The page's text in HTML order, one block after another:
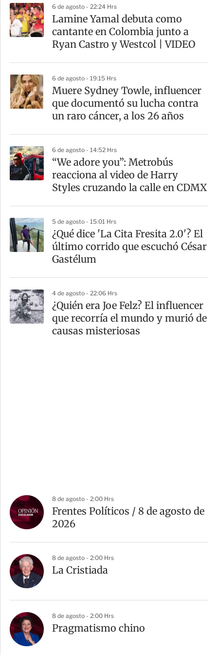
a
r
t
6 de agosto - 22:24 Hrs
Lamine Yamal debuta como
cantante en Colombia junto a
Ryan Castro y Westcol | VIDEO
6 de agosto - 19:15 Hrs
Muere Sydney Towle, influencer
que documentó su lucha contra
un raro cáncer, a los 26 años
6 de agosto - 14:52 Hrs
“We adore you”: Metrobús
reacciona al video de Harry
Styles cruzando la calle en CDMX
5 de agosto - 15:01 Hrs
¿Qué dice 'La Cita Fresita 2.0'? El
último corrido que escuchó César
Gastélum
4 de agosto - 22:06 Hrs
¿Quién era Joe Felz? El influencer
que recorría el mundo y murió de
causas misteriosas
8 de agosto - 2:00 Hrs
Frentes Políticos / 8 de agosto de
2026
8 de agosto - 2:00 Hrs
La Cristiada
8 de agosto - 2:00 Hrs
Pragmatismo chino